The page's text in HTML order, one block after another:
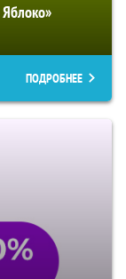
ПОДРОБНЕЕ